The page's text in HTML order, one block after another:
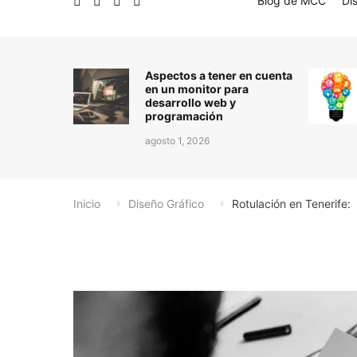
Aspectos a tener en cuenta
en un monitor para
desarrollo web y
programación
agosto 1, 2026
Inicio Diseño Gráfico Rotulación en Tenerife: